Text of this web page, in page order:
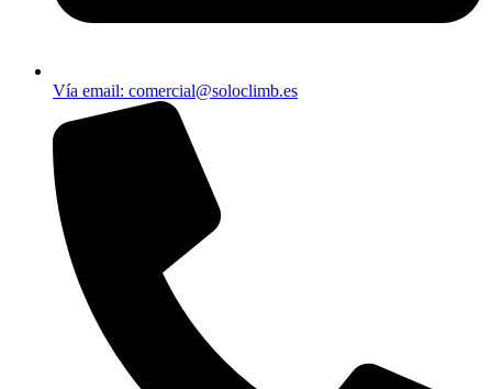
Vía email​: comercial@soloclimb.es